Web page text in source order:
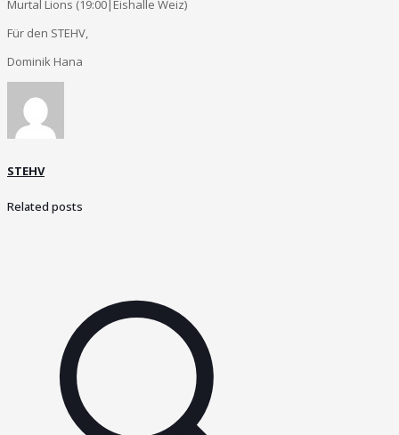
Murtal Lions (19:00|Eishalle Weiz)
Für den STEHV,
Dominik Hana
STEHV
Related posts